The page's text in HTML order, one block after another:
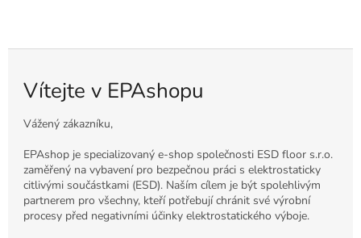
Vítejte v EPAshopu
Vážený zákazníku,
EPAshop je specializovaný e-shop společnosti ESD floor s.r.o.
zaměřený na vybavení pro bezpečnou práci s elektrostaticky
citlivými součástkami (ESD). Naším cílem je být spolehlivým
partnerem pro všechny, kteří potřebují chránit své výrobní
procesy před negativními účinky elektrostatického výboje.